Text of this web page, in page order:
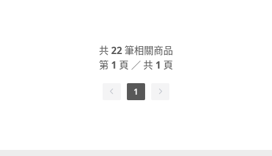
共22筆相關商品
第 1 頁 ／ 共 1 頁
1